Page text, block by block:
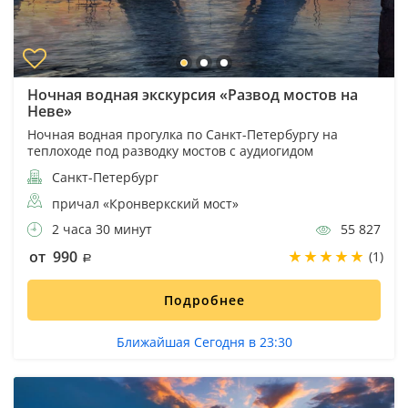
Ночная водная экскурсия «Развод мостов на
Неве»
Ночная водная прогулка по Санкт-Петербургу на
теплоходе под разводку мостов с аудиогидом
Санкт-Петербург
причал «Кронверкский мост»
2 часа 30 минут
55 827
от 990 (1)
Подробнее
Ближайшая Сегодня в 23:30